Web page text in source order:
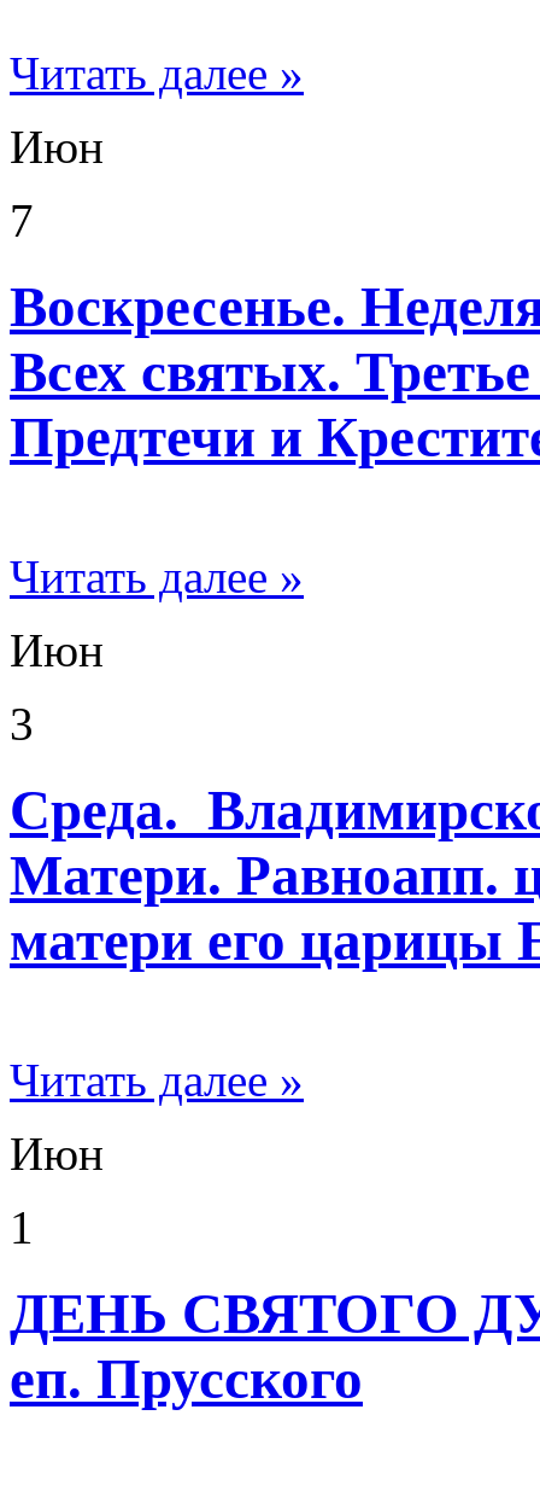
Читать далее »
Июн
7
Воскресенье.
Всех святых.
Предтечи и
Читать далее »
Июн
3
Среда.
Матери. Равноапп.
матери его царицы
Читать далее »
Июн
1
ДЕНЬ СВЯТОГО
еп. Прусского